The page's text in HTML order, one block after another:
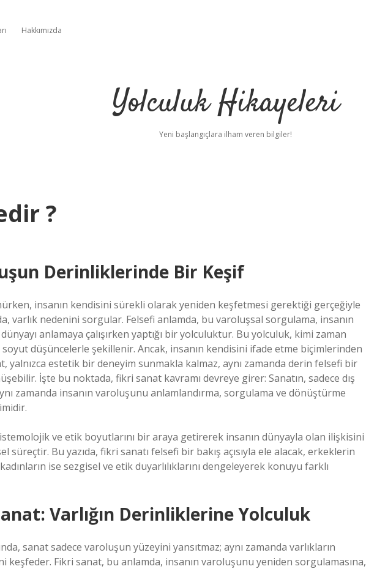
Hakkımızda
Yolculuk Hikayeleri
Yeni başlangıçlara ilham veren bilgiler!
?
Derinliklerinde Bir Keşif
insanın kendisini sürekli olarak yeniden keşfetmesi gerektiği gerçeğiyle
varlık nedenini sorgular. Felsefi anlamda, bu varoluşsal sorgulama, insanın
anlamaya çalışırken yaptığı bir yolculuktur. Bu yolculuk, kimi zaman
düşüncelerle şekillenir. Ancak, insanın kendisini ifade etme biçimlerinden
yalnızca estetik bir deneyim sunmakla kalmaz, aynı zamanda derin felsefi bir
İşte bu noktada, fikri sanat kavramı devreye girer: Sanatın, sadece dış
zamanda insanın varoluşunu anlamlandırma, sorgulama ve dönüştürme
ve etik boyutlarını bir araya getirerek insanın dünyayla olan ilişkisini
Bu yazıda, fikri sanatı felsefi bir bakış açısıyla ele alacak, erkeklerin
kadınların ise sezgisel ve etik duyarlılıklarını dengeleyerek konuyu farklı
Varlığın Derinliklerine Yolculuk
sanat sadece varoluşun yüzeyini yansıtmaz; aynı zamanda varlıkların
keşfeder. Fikri sanat, bu anlamda, insanın varoluşunu yeniden sorgulamasına,